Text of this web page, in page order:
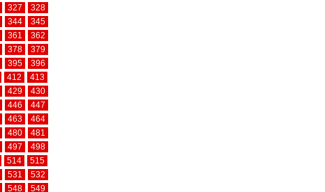
327
328
344
345
361
362
378
379
395
396
412
413
429
430
446
447
463
464
480
481
497
498
514
515
531
532
548 549